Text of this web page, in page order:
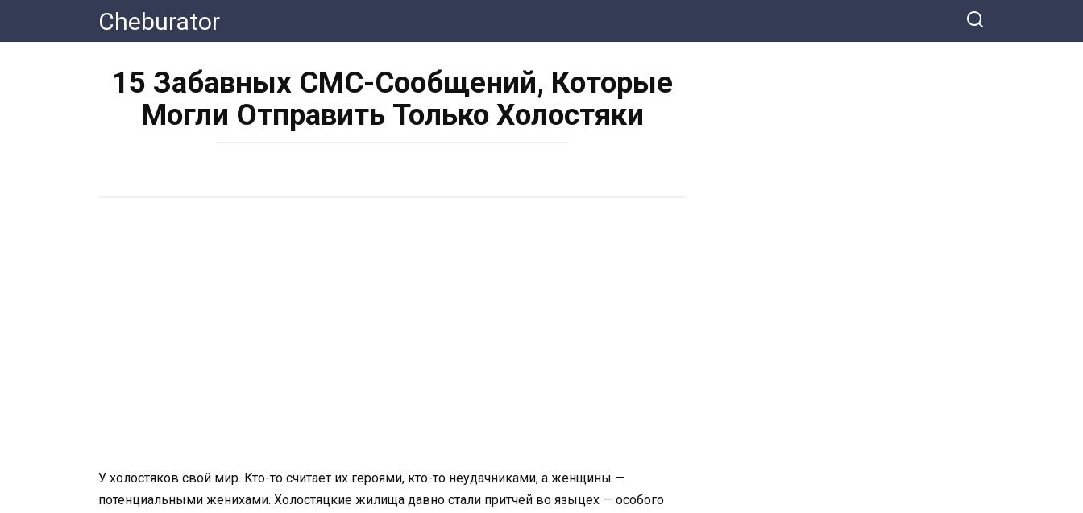
контенту
Cheburator
15 Забавных СМС-Сообщений, Которые
Могли Отправить Только Холостяки
У холостяков свой мир. Кто-то считает их героями, кто-то неудачниками, а женщины —
потенциальными женихами. Холостяцкие жилища давно стали притчей во языцех — особого